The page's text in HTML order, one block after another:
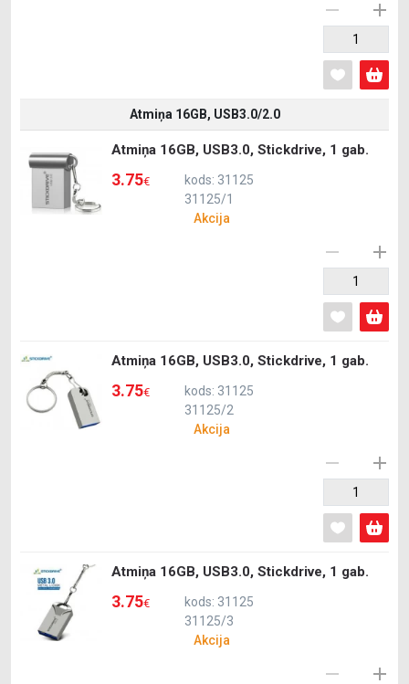
Atmiņa 16GB, USB3.0/2.0
Atmiņa 16GB, USB3.0, Stickdrive, 1 gab.
3.75€
kods: 31125
31125/1
Akcija
Atmiņa 16GB, USB3.0, Stickdrive, 1 gab.
3.75€
kods: 31125
31125/2
Akcija
Atmiņa 16GB, USB3.0, Stickdrive, 1 gab.
3.75€
kods: 31125
31125/3
Akcija